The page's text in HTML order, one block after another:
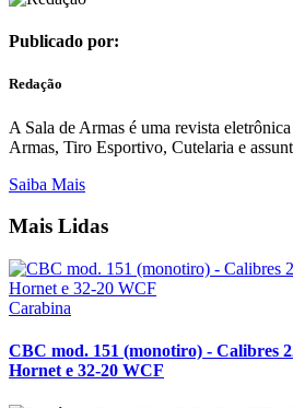
Publicado por:
Redação
A Sala de Armas é uma revista
Armas, Tiro Esportivo, Cutelaria e
Saiba Mais
Mais Lidas
Carabina
CBC mod. 151 (monotiro) - Calibres
Hornet e 32-20 WCF